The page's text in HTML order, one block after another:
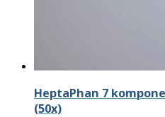
HeptaPhan 7
(50x)